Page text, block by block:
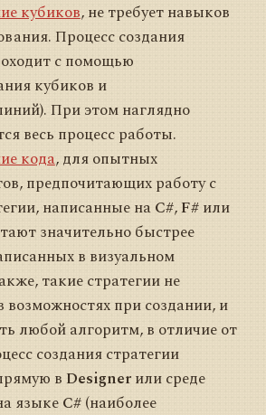
кубиков, не требует навыков
Процесс создания
с помощью
кубиков и
При этом наглядно
весь процесс работы.
кода, для опытных
предпочитающих работу с
написанные наC#,F#или
значительно быстрее
в визуальном
такие стратегии не
возможностях при создании, и
любой алгоритм, в отличие от
создания стратегии
вDesignerили среде
языкеC#(наиболее